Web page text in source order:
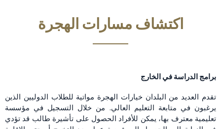
اكتشاف مسارات الهجرة
برامج الدراسة في الخارج
تقدم العديد من البلدان خيارات الهجرة مواتية للطلاب الدوليين الذين
يرغبون في متابعة التعليم العالي. من خلال التسجيل في مؤسسة
تعليمية معترف بها، يمكن للأفراد الحصول على تأشيرة طالب قد تؤدي